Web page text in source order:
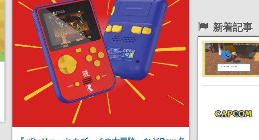
新着記事